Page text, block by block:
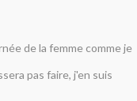
de la femme comme je
pas faire, j'en suis